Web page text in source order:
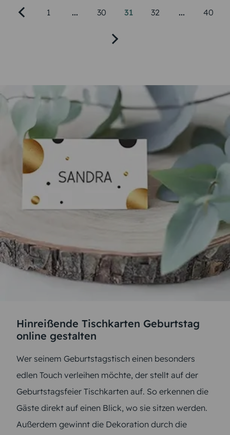
1 ... 30 31 32 ... 40
Hinreißende Tischkarten Geburtstag
online gestalten
Wer seinem Geburtstagstisch einen besonders
edlen Touch verleihen möchte, der stellt auf der
Geburtstagsfeier Tischkarten auf. So erkennen die
Gäste direkt auf einen Blick, wo sie sitzen werden.
Außerdem gewinnt die Dekoration durch die